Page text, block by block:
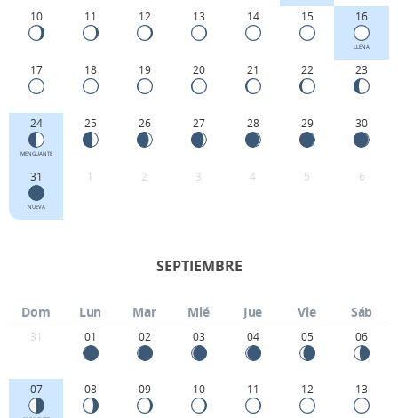
10 11 12 13 14 15 16
LLENA
17 18 19 20 21 22 23
24
MENGUANTE
25 26 27 28 29 30
31
NUEVA
1 2 3 4 5 6
SEPTIEMBRE
Dom Lun Mar Mié Jue Vie Sáb
31 01 02 03 04 05 06
07 08 09 10 11 12 13